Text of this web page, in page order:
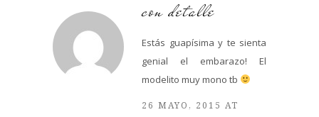
con detalle
Estás guapísima y te sienta
genial el embarazo! El
modelito muy mono tb
26 MAYO, 2015 AT